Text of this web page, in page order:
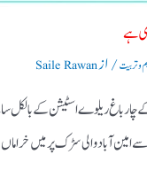
ہے
و تربیت/ ازSaile Rawan
چارباغ ریلوے اسٹیشن کے بالکل
آباد والی سڑک پرمیں خراماں